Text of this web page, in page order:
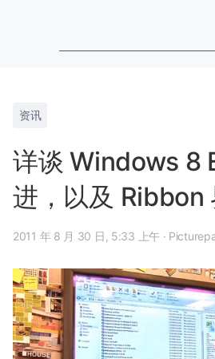
资讯
详谈 Windows 8
进，以及 Ribbon
2011 年 8 月 30 日, 5:33 上午 ·